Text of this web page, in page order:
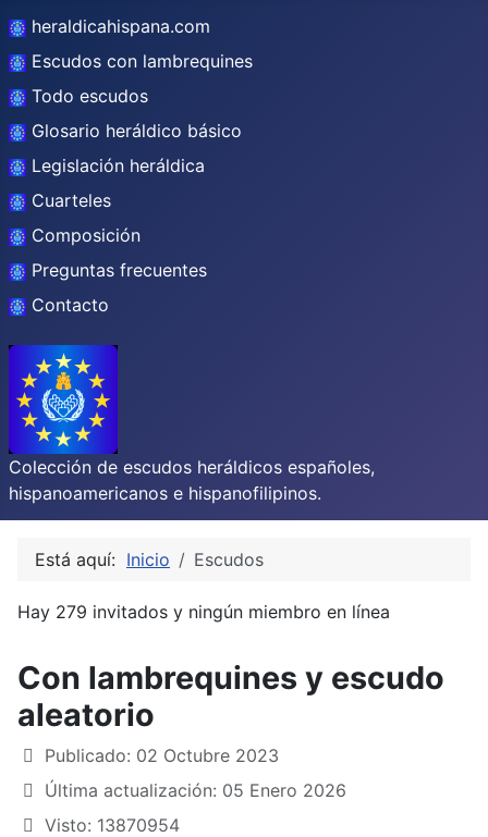
heraldicahispana.com
Escudos con lambrequines
Todo escudos
Glosario heráldico básico
Legislación heráldica
Cuarteles
Composición
Preguntas frecuentes
Contacto
Colección de escudos heráldicos españoles,
hispanoamericanos e hispanofilipinos.
Está aquí: Inicio Escudos
Hay 279 invitados y ningún miembro en línea
Con lambrequines y escudo
aleatorio
Publicado: 02 Octubre 2023
Última actualización: 05 Enero 2026
Visto: 13870954